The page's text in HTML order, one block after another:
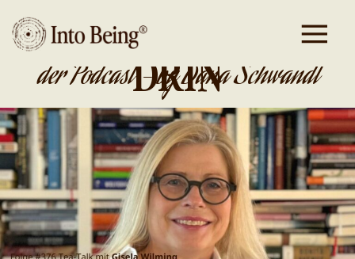
DA IST GOLD
DRIN
der Podcast - by Dana Schwandt